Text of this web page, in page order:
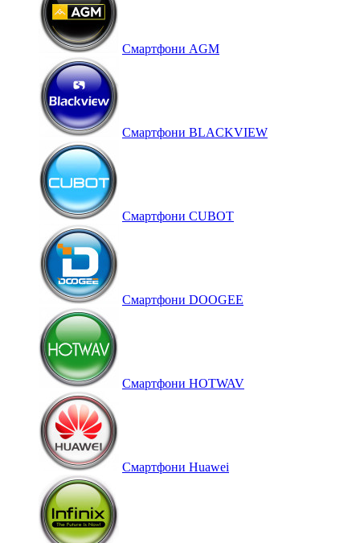
Cмартфони AGM
Смартфони BLACKVIEW
Смартфони CUBOT
Смартфони DOOGEE
Смартфони HOTWAV
Смартфони Huawei